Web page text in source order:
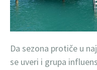
Da sezona protiče u
se uveri i grupa